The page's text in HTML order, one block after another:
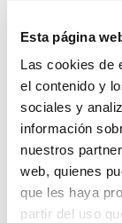
Esta página
Las cookies de
el contenido y
sociales y
información
nuestros
web, quienes
que les haya
partir del uso
Press to skip
PRODUCTOS